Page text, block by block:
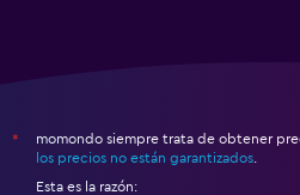
*
momondo siempre trata de obtener
los precios no están garantizados
Esta es la razón: